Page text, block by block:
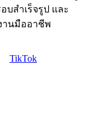
สำเร็จรูป และ
านมืออาชีพ
TikTok